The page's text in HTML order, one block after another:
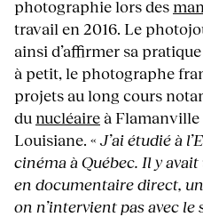
photographie lors des
travail en 2016. Le
ainsi d’affirmer sa
à petit, le photographe
projets au long cours
dunucléaire à Flamanville
Louisiane. «J’ai étudié à
cinéma à Québec. Il y
en documentaire direct,
on n’intervient pas avec